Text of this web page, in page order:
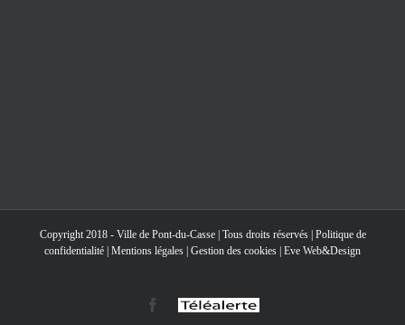
Copyright 2018 - Ville de Pont-du-Casse | Tous droits réservés | Politique de
confidentialité Mentions légales Gestion des cookies Eve Web&Design
Facebook
Téléalerte